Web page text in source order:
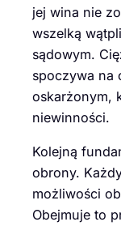
jej wina nie
wszelką
sądowym.
spoczywa na
oskarżonym,
niewinności.
Kolejną
obrony.
możliwości
Obejmuje to